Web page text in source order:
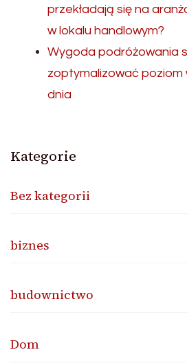
przekładają się na
w lokalu handlowym?
Wygoda podróżowania
zoptymalizować
dnia
Kategorie
Bez kategorii
biznes
budownictwo
Dom